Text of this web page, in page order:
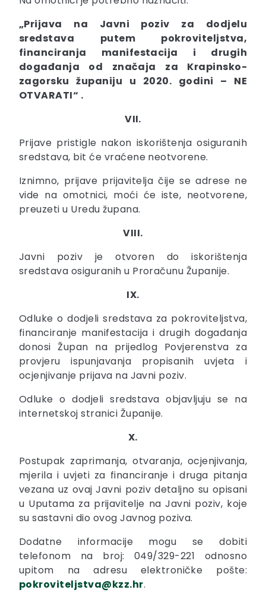
„Prijava na Javni poziv za dodjelu
sredstava putem pokroviteljstva,
financiranja manifestacija i drugih
događanja od značaja za Krapinsko-
zagorsku županiju u 2020. godini – NE
OTVARATI“ .
VII.
Prijave pristigle nakon iskorištenja osiguranih
sredstava, bit će vraćene neotvorene.
Iznimno, prijave prijavitelja čije se adrese ne
vide na omotnici, moći će iste, neotvorene,
preuzeti u Uredu župana.
VIII.
Javni poziv je otvoren do iskorištenja
sredstava osiguranih u Proračunu Županije.
IX.
Odluke o dodjeli sredstava za pokroviteljstva,
financiranje manifestacija i drugih događanja
donosi Župan na prijedlog Povjerenstva za
provjeru ispunjavanja propisanih uvjeta i
ocjenjivanje prijava na Javni poziv.
Odluke o dodjeli sredstava objavljuju se na
internetskoj stranici Županije.
X.
Postupak zaprimanja, otvaranja, ocjenjivanja,
mjerila i uvjeti za financiranje i druga pitanja
vezana uz ovaj Javni poziv detaljno su opisani
u Uputama za prijavitelje na Javni poziv, koje
su sastavni dio ovog Javnog poziva.
Dodatne informacije mogu se dobiti
telefonom na broj: 049/329-221 odnosno
upitom na adresu elektroničke pošte:
pokroviteljstva@kzz.hr.